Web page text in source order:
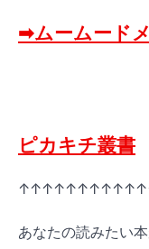
➡ムームード
ピカキチ叢書
あなたの読みたい